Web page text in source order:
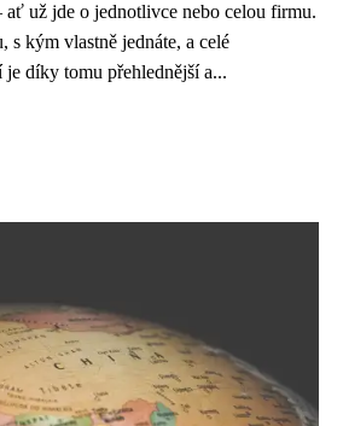
už jde o jednotlivce nebo celou firmu.
s kým vlastně jednáte, a celé
je díky tomu přehlednější a...